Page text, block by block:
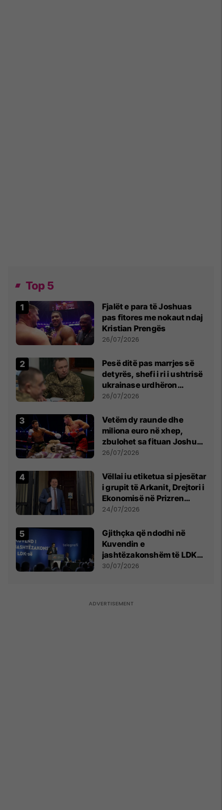
Top 5
Fjalët e para të Joshuas
pas fitores me nokaut ndaj
Kristian Prengës
26/07/2026
Pesë ditë pas marrjes së
detyrës, shefi i ri i ushtrisë
ukrainase urdhëron
kontroll të madh
26/07/2026
Vetëm dy raunde dhe
miliona euro në xhep,
zbulohet sa fituan Joshua
e Prenga
26/07/2026
Vëllai iu etiketua si pjesëtar
i grupit të Arkanit, Drejtori i
Ekonomisë në Prizren
mohon pretendimet
24/07/2026
Gjithçka që ndodhi në
Kuvendin e
jashtëzakonshëm të LDK-
së
30/07/2026